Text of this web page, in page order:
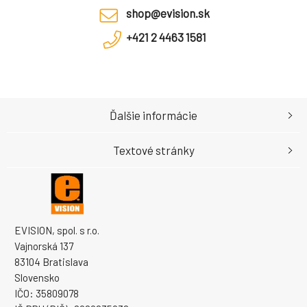
shop@evision.sk
+421 2 4463 1581
EVISION, spol. s r.o.
Vajnorská 137
83104 Bratislava
Slovensko
IČO: 35809078
Ďalšie informácie
Textové stránky